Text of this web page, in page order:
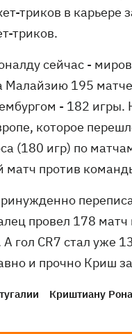
триков в карьере
триков.
сейчас -
195
- 182
которое
(180 игр) по
матч против
провел 178
гол CR7 стал уже
и прочно Криш
Криштиану